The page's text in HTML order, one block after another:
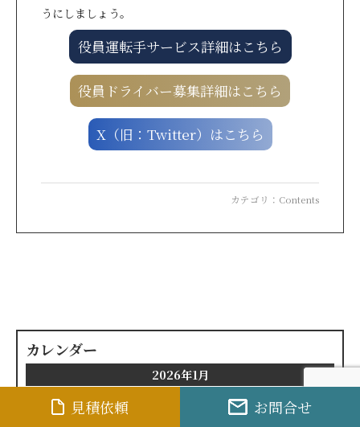
見積依頼 お問合せ
うにしましょう。
役員運転手サービス詳細はこちら
役員ドライバー募集詳細はこちら
X（旧：Twitter）はこちら
カテゴリ： Contents
カレンダー
2026年1月
月
火 金